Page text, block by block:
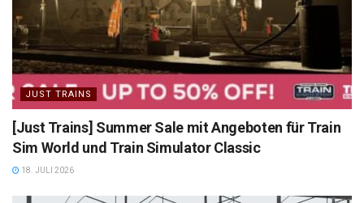
JUST TRAINS
[Just Trains] Summer Sale mit Angeboten für Train
Sim World und Train Simulator Classic
18. JULI 2026